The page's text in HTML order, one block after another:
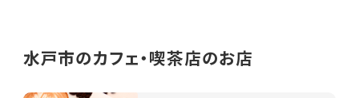
水戸市のカフェ・喫茶店のお店